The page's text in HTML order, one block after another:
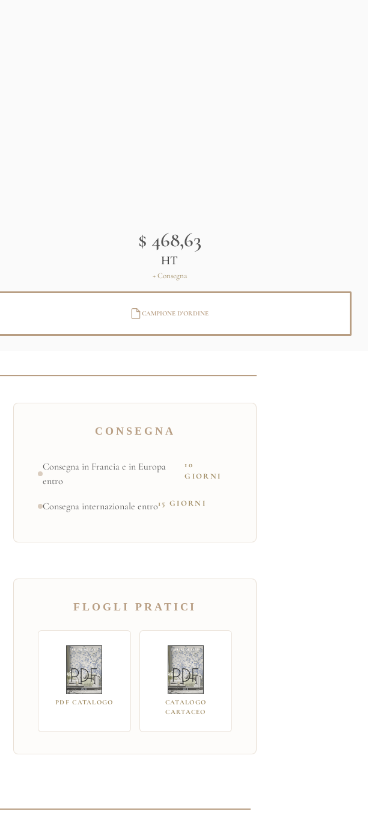
$ 468,63
HT
+ Consegna
CAMPIONE D'ORDINE
CONSEGNA
Consegna in Francia e in Europa
entro
10
GIORNI
Consegna internazionale entro15 GIORNI
FLOGLI PRATICI
PDF CATALOGO
CATALOGO
CARTACEO